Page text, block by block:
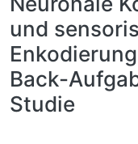
und
Back-
Studie